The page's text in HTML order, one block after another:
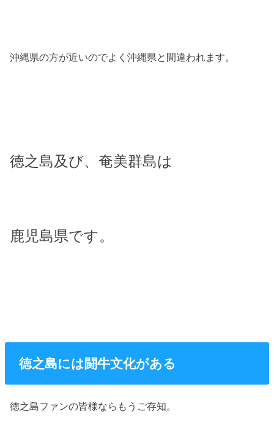
沖縄県の方が近いのでよく沖縄県と間違われます。
徳之島及び、奄美群島は
鹿児島県です。
徳之島には闘牛文化がある
徳之島ファンの皆様ならもうご存知。